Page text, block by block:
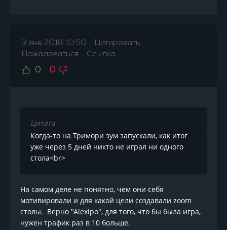
3 янв 2018 10:50
Цитировать
Пожаловаться
Ссылка
0 0
Цитата
Когда-то на Тримори зум запускали, как итог
уже через 5 дней никто не играл ни одного
стола<br>
На самом деле не понятно, чем они себя
мотивировали и для какой цели создавали zoom
столы. Верно "Аlexipo", для того, что бы была игра,
нужен трафик раз в 10 больше.